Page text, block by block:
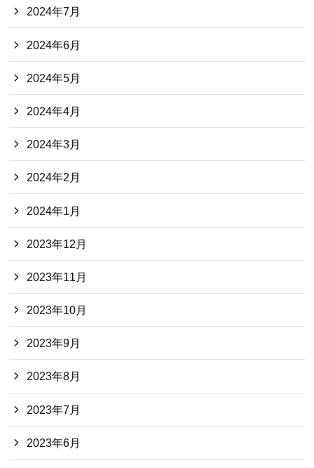
2024年7月
2024年6月
2024年5月
2024年4月
2024年3月
2024年2月
2024年1月
2023年12月
2023年11月
2023年10月
2023年9月
2023年8月
2023年7月
2023年6月